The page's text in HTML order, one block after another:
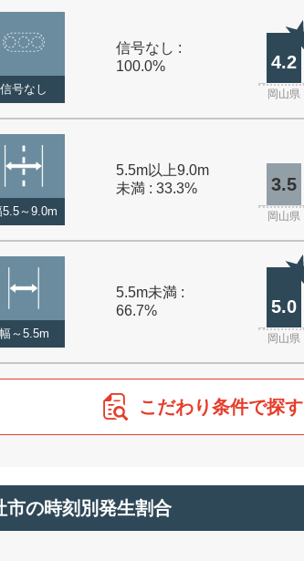
信号なし
信号なし :
100.0%
4.2
岡山県
5.5～9.0m
5.5m以上9.0m
未満 : 33.3%
3.5
岡山県
幅～5.5m
5.5m未満 :
66.7%
5.0
岡山県
こだわり条件で探す
市の時刻別発生割合